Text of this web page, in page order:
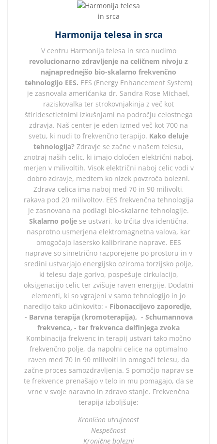
Harmonija telesa in srca
V centru Harmonija telesa in srca nudimo
revolucionarno zdravljenje na celičnem nivoju z
najnaprednejšo bio-skalarno frekvenčno
tehnologijo EES. EES (Energy Enhancement System)
je zasnovala američanka dr. Sandra Rose Michael,
raziskovalka ter strokovnjakinja z več kot
štiridesetletnimi izkušnjami na področju celostnega
zdravja. Naš center je eden izmed več kot 700 na
svetu, ki nudi to frekvenčno terapijo. Kako deluje
tehnologija? Zdravje se začne v našem telesu,
znotraj naših celic, ki imajo določen električni naboj,
merjen v milivoltih. Visok električni naboj celic vodi v
dobro zdravje, medtem ko nizek povzroča bolezni.
Zdrava celica ima naboj med 70 in 90 milivolti,
rakava pod 20 milivoltov. EES frekvenčna tehnologija
je zasnovana na podlagi bio-skalarne tehnologije.
Skalarno poljese ustvari, ko trčita dva identična,
nasprotno usmerjena elektromagnetna valova, kar
omogočajo lasersko kalibrirane naprave. EES
naprave so simetrično razporejene po prostoru in v
sredini ustvarjajo energijsko oziroma torzijsko polje,
ki telesu daje gorivo, pospešuje cirkulacijo,
oksigenacijo celic ter zvišuje raven energije. Dodatni
elementi, ki so vgrajeni v samo tehnologijo in jo
naredijo tako učinkovito: - Fibonaccijevo zaporedje,
- Barvna terapija (kromoterapija), - Schumannova
frekvenca, - ter frekvenca delfinjega zvoka
Kombinacija frekvenc in terapij ustvari tako močno
frekvenčno polje, da napolni celice na optimalno
raven med 70 in 90 milivolti in omogoči telesu, da
začne proces samozdravljenja. S pomočjo naprav se
te frekvence prenašajo v telo in mu pomagajo, da se
vrne v svoje naravno in zdravo stanje. Frekvenčna
terapija izboljšuje:
Kronično utrujenost
Nespečnost
Kronične bolezni